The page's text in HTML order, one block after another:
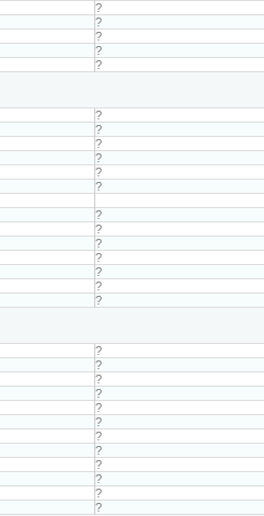
?
?
?
?
?
?
?
?
?
?
?
?
?
?
?
?
?
?
?
?
?
?
?
?
?
?
?
?
?
?